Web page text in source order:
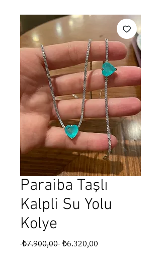
Paraiba Taşlı
Kalpli Su Yolu
Kolye
₺7.900,00 Normal
₺6.320,00